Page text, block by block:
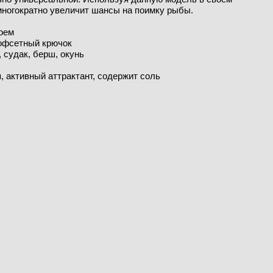
увеличит шансы на поимку рыбы.
крючок
берш, окунь
аттрактант, содержит соль